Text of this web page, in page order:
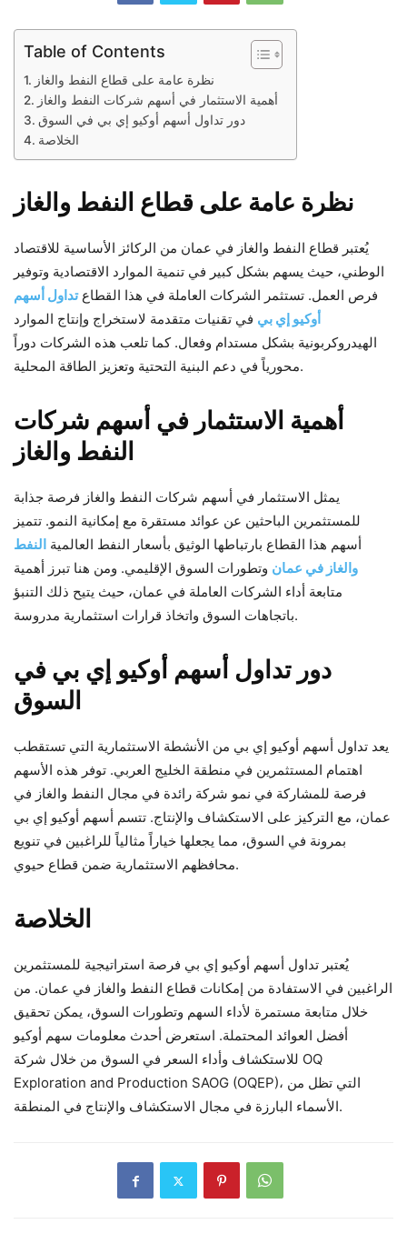
Table of Contents
نظرة عامة على قطاع النفط والغاز
أهمية الاستثمار في أسهم شركات النفط والغاز
دور تداول أسهم أوكيو إي بي في السوق
الخلاصة
نظرة عامة على قطاع النفط والغاز
يُعتبر قطاع النفط والغاز في عمان من الركائز الأساسية للاقتصاد
الوطني، حيث يسهم بشكل كبير في تنمية الموارد الاقتصادية وتوفير
فرص العمل. تستثمر الشركات العاملة في هذا القطاعتداول أسهم
أوكيو إي بي في تقنيات متقدمة لاستخراج وإنتاج الموارد
الهيدروكربونية بشكل مستدام وفعال. كما تلعب هذه الشركات دوراً
محورياً في دعم البنية التحتية وتعزيز الطاقة المحلية.
أهمية الاستثمار في أسهم شركات
النفط والغاز
يمثل الاستثمار في أسهم شركات النفط والغاز فرصة جذابة
للمستثمرين الباحثين عن عوائد مستقرة مع إمكانية النمو. تتميز
أسهم هذا القطاع بارتباطها الوثيق بأسعار النفط العالمية النفط
والغاز في عمان وتطورات السوق الإقليمي. ومن هنا تبرز أهمية
متابعة أداء الشركات العاملة في عمان، حيث يتيح ذلك التنبؤ
باتجاهات السوق واتخاذ قرارات استثمارية مدروسة.
دور تداول أسهم أوكيو إي بي في
السوق
يعد تداول أسهم أوكيو إي بي من الأنشطة الاستثمارية التي تستقطب
اهتمام المستثمرين في منطقة الخليج العربي. توفر هذه الأسهم
فرصة للمشاركة في نمو شركة رائدة في مجال النفط والغاز في
عمان، مع التركيز على الاستكشاف والإنتاج. تتسم أسهم أوكيو إي بي
بمرونة في السوق، مما يجعلها خياراً مثالياً للراغبين في تنويع
محافظهم الاستثمارية ضمن قطاع حيوي.
الخلاصة
يُعتبر تداول أسهم أوكيو إي بي فرصة استراتيجية للمستثمرين
الراغبين في الاستفادة من إمكانات قطاع النفط والغاز في عمان. من
خلال متابعة مستمرة لأداء السهم وتطورات السوق، يمكن تحقيق
أفضل العوائد المحتملة. استعرض أحدث معلومات سهم أوكيو
للاستكشاف وأداء السعر في السوق من خلال شركة OQ
Exploration and Production SAOG (OQEP)، التي تظل من
الأسماء البارزة في مجال الاستكشاف والإنتاج في المنطقة.